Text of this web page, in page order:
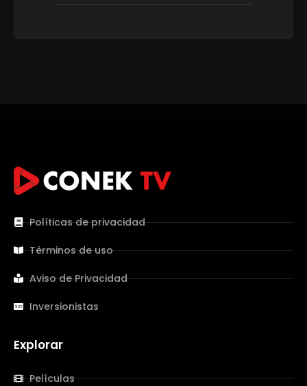
Políticas de privacidad
Términos de uso
Aviso de Privacidad
Inversionistas
Explorar
Películas